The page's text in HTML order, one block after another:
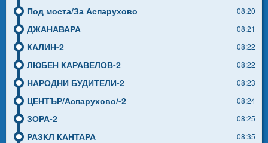
Инфо
Под моста/За Аспарухово 08:20
ДЖАНАВАРА 08:21
КАЛИН-2 08:22
ЛЮБЕН КАРАВЕЛОВ-2 08:22
НАРОДНИ БУДИТЕЛИ-2 08:23
ЦЕНТЪР/Аспарухово/-2 08:24
ЗОРА-2 08:25
РАЗКЛ КАНТАРА 08:35